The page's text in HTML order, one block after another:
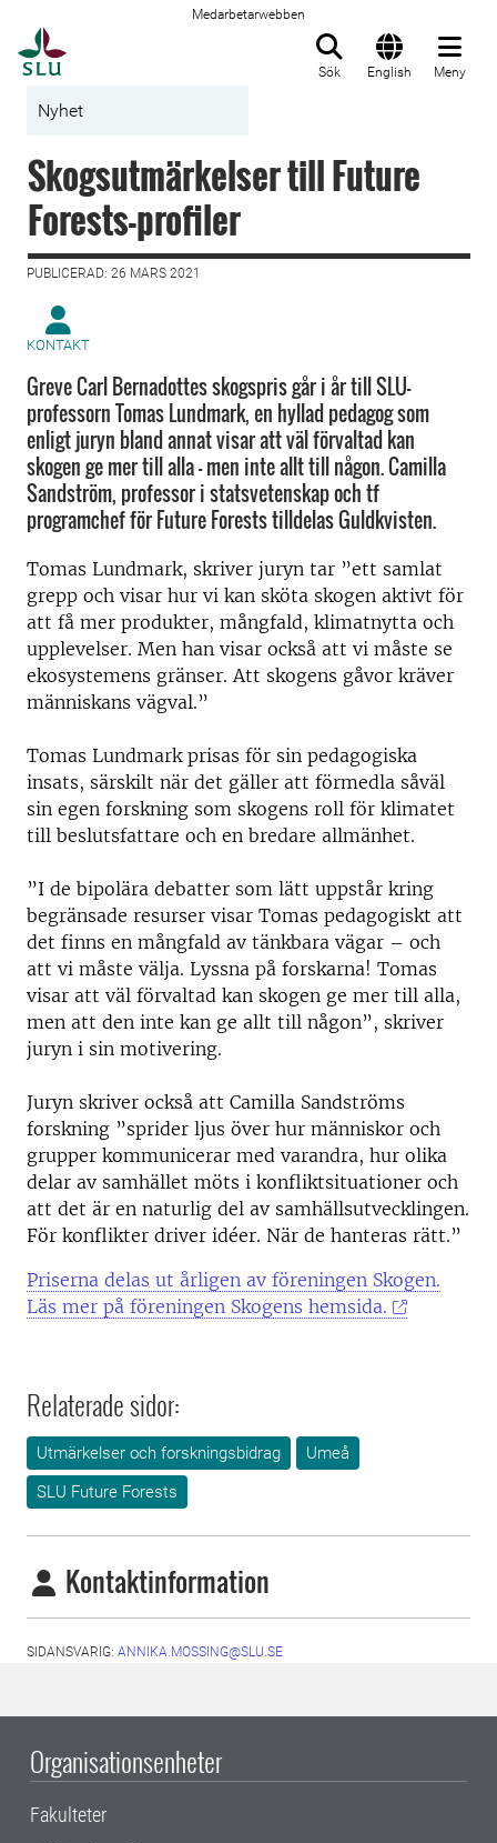
Medarbetarwebben
Sök English Meny
Nyhet
Skogsutmärkelser till Future
Forests-profiler
PUBLICERAD: 26 MARS 2021
KONTAKT
Greve Carl Bernadottes skogspris går i år till SLU-
professorn Tomas Lundmark, en hyllad pedagog som
enligt juryn bland annat visar att väl förvaltad kan
skogen ge mer till alla – men inte allt till någon. Camilla
Sandström, professor i statsvetenskap och tf
programchef för Future Forests tilldelas Guldkvisten.
Tomas Lundmark, skriver juryn tar ”ett samlat
grepp och visar hur vi kan sköta skogen aktivt för
att få mer produkter, mångfald, klimatnytta och
upplevelser. Men han visar också att vi måste se
ekosystemens gränser. Att skogens gåvor kräver
människans vägval.”
Tomas Lundmark prisas för sin pedagogiska
insats, särskilt när det gäller att förmedla såväl
sin egen forskning som skogens roll för klimatet
till beslutsfattare och en bredare allmänhet.
”I de bipolära debatter som lätt uppstår kring
begränsade resurser visar Tomas pedagogiskt att
det finns en mångfald av tänkbara vägar – och
att vi måste välja. Lyssna på forskarna! Tomas
visar att väl förvaltad kan skogen ge mer till alla,
men att den inte kan ge allt till någon”, skriver
juryn i sin motivering.
Juryn skriver också att Camilla Sandströms
forskning ”sprider ljus över hur människor och
grupper kommunicerar med varandra, hur olika
delar av samhället möts i konfliktsituationer och
att det är en naturlig del av samhällsutvecklingen.
För konflikter driver idéer. När de hanteras rätt.”
Priserna delas ut årligen av föreningen Skogen.
Läs mer på föreningen Skogens hemsida.
Relaterade sidor:
Utmärkelser och forskningsbidrag
Umeå
SLU Future Forests
Kontaktinformation
SIDANSVARIG: ANNIKA.MOSSING@SLU.SE
Organisationsenheter
Fakulteter